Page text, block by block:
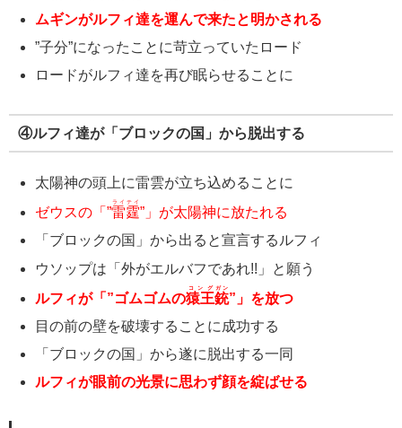
ムギンがルフィ達を運んで来たと明かされる
”子分”になったことに苛立っていたロード
ロードがルフィ達を再び眠らせることに
④ルフィ達が「ブロックの国」から脱出する
太陽神の頭上に雷雲が立ち込めることに
ゼウスの「”雷霆
ライテイ
”」が太陽神に放たれる
「ブロックの国」から出ると宣言するルフィ
ウソップは「外がエルバフであれ!!」と願う
ルフィが「”ゴムゴムの猿王
コング
銃
ガン
”」を放つ
目の前の壁を破壊することに成功する
「ブロックの国」から遂に脱出する一同
ルフィが眼前の光景に思わず顔を綻ばせる